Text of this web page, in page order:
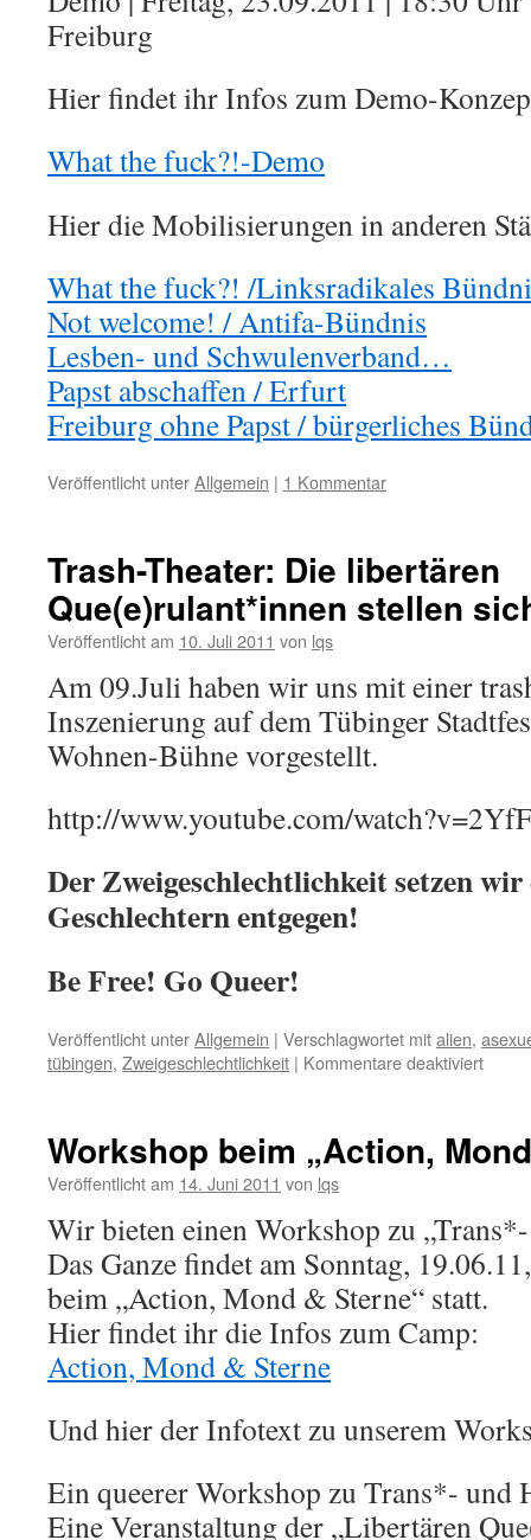
Freiburg
Hier findet ihr Infos zum Demo-
What the fuck?!-Demo
Hier die Mobilisierungen in anderen
What the fuck?! /Linksradikales
Not welcome! / Antifa-Bündnis
Lesben- und Schwulenverband…
Papst abschaffen / Erfurt
Freiburg ohne Papst / bürgerliches
Veröffentlicht unterAllgemein | 1 Kommentar
Trash-Theater: Die libertären
Que(e)rulant*innen stellen
Veröffentlicht am 10. Juli 2011 von lqs
Am 09.Juli haben wir uns mit einer
Inszenierung auf dem Tübinger
Wohnen-Bühne vorgestellt.
http://www.youtube.com/
Der Zweigeschlechtlichkeit setzen
Geschlechtern entgegen!
Be Free! Go Queer!
Veröffentlicht unterAllgemein | Verschlagwortet mitalien,
tübingen, Zweigeschlechtlichkeit | Kommentare deaktiviertfür
sich
vor
Workshop beim „Action,
Veröffentlicht am 14. Juni 2011 von lqs
Wir bieten einen Workshop zu
Das Ganze findet am Sonntag,
beim „Action, Mond & Sterne“ statt.
Hier findet ihr die Infos zum Camp:
Action, Mond & Sterne
Und hier der Infotext zu unserem
Ein queerer Workshop zu Trans*- und
Eine Veranstaltung der „Libertären